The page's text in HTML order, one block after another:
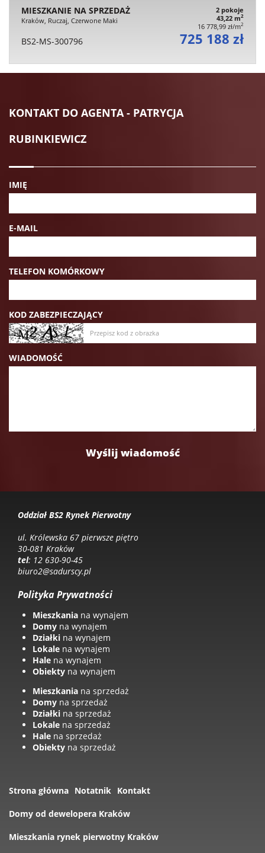
MIESZKANIE NA SPRZEDAŻ
Kraków, Ruczaj, Czerwone Maki
2 pokoje
43,22 m2
16 778,99 zł/m2
BS2-MS-300796 725 188 zł
KONTAKT DO AGENTA - PATRYCJA
RUBINKIEWICZ
IMIĘ
E-MAIL
TELEFON KOMÓRKOWY
KOD ZABEZPIECZAJĄCY
WIADOMOŚĆ
Oddział BS2 Rynek Pierwotny
ul. Królewska 67 pierwsze piętro
30-081 Kraków
tel: 12 630-90-45
biuro2@sadurscy.pl
Polityka Prywatności
Mieszkania na wynajem
Domy na wynajem
Działki na wynajem
Lokale na wynajem
Hale na wynajem
Obiekty na wynajem
Mieszkania na sprzedaż
Domy na sprzedaż
Działki na sprzedaż
Lokale na sprzedaż
Hale na sprzedaż
Obiekty na sprzedaż
Strona główna Notatnik Kontakt
Domy od dewelopera Kraków
Mieszkania rynek pierwotny Kraków